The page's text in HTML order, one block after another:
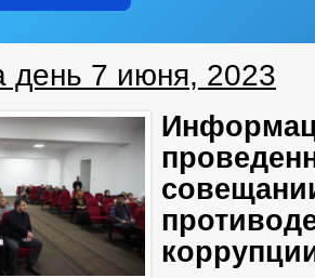
день 7 июня, 2023